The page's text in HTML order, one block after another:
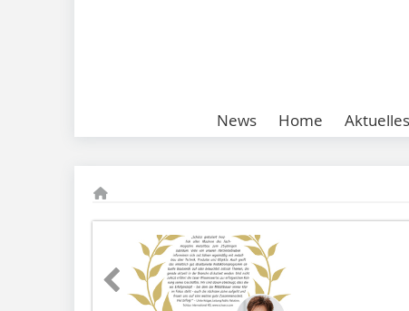
News Home Aktuelles